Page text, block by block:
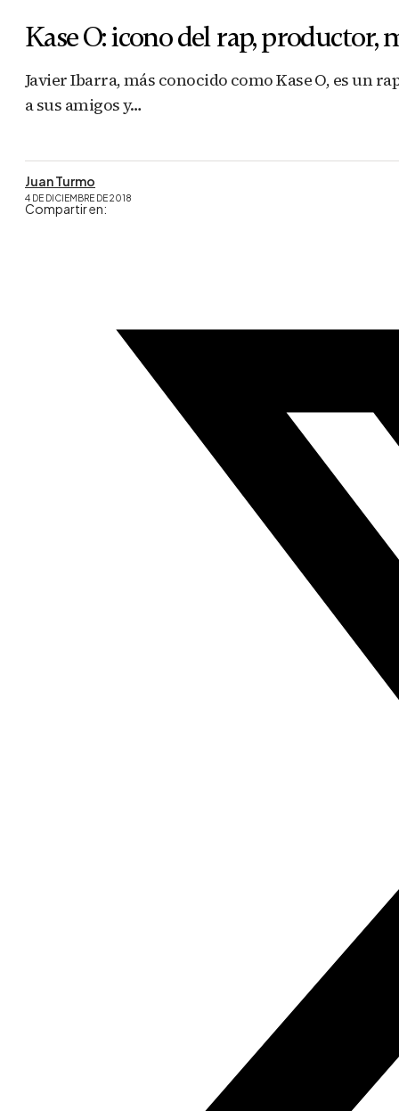
Kase O: icono del rap, productor,
Javier Ibarra, más conocido como Kase O, es un
a sus amigos y…
Juan Turmo
4 DE DICIEMBRE DE 2018
Compartir en: